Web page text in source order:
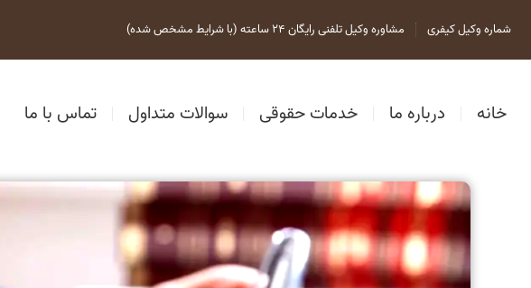
شماره وکیل کیفری مشاوره وکیل تلفنی رایگان 24 ساعته (با شرایط مشخص شده)
خانه درباره ما خدمات حقوقی سوالات متداول تماس با ما